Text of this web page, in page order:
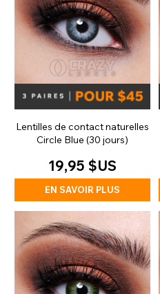
Lentilles de contact naturelles
Circle Blue (30 jours)
19,95 $US
EN SAVOIR PLUS